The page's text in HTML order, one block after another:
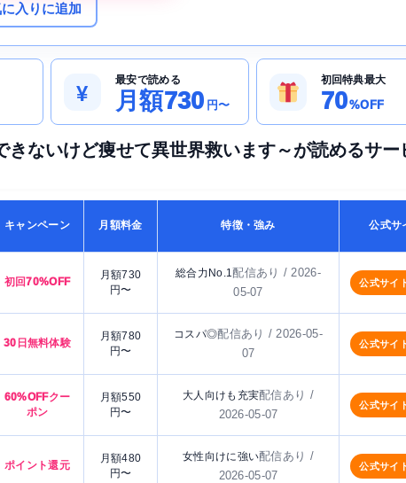
入りに追加
¥
最安で読める
月額730 円〜
初回特典最大
70%OFF
ないけど痩せて異世界救います～が読めるサー
キャンペーン 月額料金 特徴・強み 公式サ
初回70%OFF
月額730
円〜
総合力No.1配信あり / 2026-
05-07
公式サイ
30日無料体験
月額780
円〜
コスパ◎配信あり / 2026-05-
07
公式サイ
60%OFFクー
ポン
月額550
円〜
大人向けも充実配信あり /
2026-05-07
公式サイ
ポイント還元
月額480
円〜
女性向けに強い配信あり /
2026-05-07
公式サイ